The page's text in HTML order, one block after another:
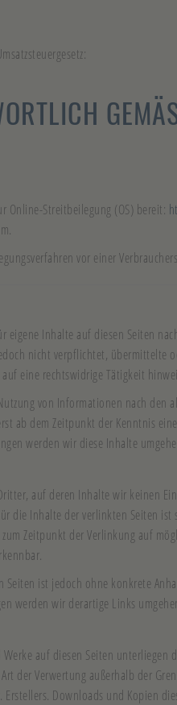
Online-Streitbeilegung (OS) bereit:
vor einer
eigene Inhalte auf diesen Seiten
nicht verpflichtet, übermittelte
eine rechtswidrige Tätigkeit
von Informationen nach den
ab dem Zeitpunkt der Kenntnis
werden wir diese Inhalte
auf deren Inhalte wir keinen
die Inhalte der verlinkten Seiten
Zeitpunkt der Verlinkung auf
ist jedoch ohne konkrete
werden wir derartige Links
auf diesen Seiten unterliegen
der Verwertung außerhalb der
Downloads und Kopien